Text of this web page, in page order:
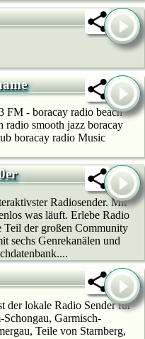
FM - boracay radio beach
radio smooth jazz boracay
boracay radio Music
Radiosender. Mit
was läuft. Erlebe Radio
Teil der großen Community
sechs Genrekanälen und
der lokale Radio Sender für
Garmisch-
Teile von Starnberg,